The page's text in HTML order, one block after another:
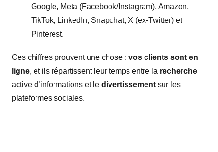
Google, Meta (Facebook/Instagram), Amazon,
TikTok, LinkedIn, Snapchat, X (ex-Twitter) et
Pinterest.
Ces chiffres prouvent une chose : vos clients sont en
ligne, et ils répartissent leur temps entre la recherche
active d’informations et le divertissement sur les
plateformes sociales.